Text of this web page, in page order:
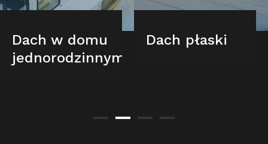
Dach w domu
jednorodzinnym
Dach płaski